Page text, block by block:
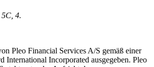
4.
Pleo Financial Services A/S gemäß einer
International Incorporated ausgegeben. Pleo